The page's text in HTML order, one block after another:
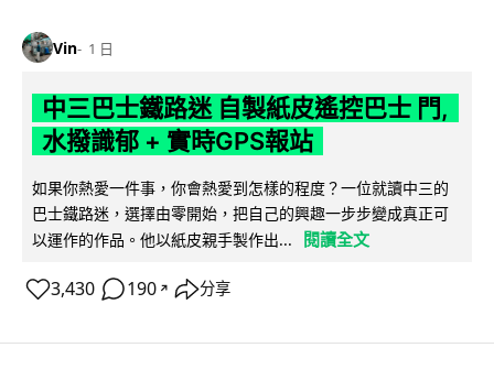
Vin 1 日
中三巴士鐵路迷 自製紙皮遙控巴士 門,
水撥識郁 + 實時GPS報站
如果你熱愛一件事，你會熱愛到怎樣的程度？一位就讀中三的
巴士鐵路迷，選擇由零開始，把自己的興趣一步步變成真正可
以運作的作品。他以紙皮親手製作出...
閱讀全文
3,430 190 ↗ 分享